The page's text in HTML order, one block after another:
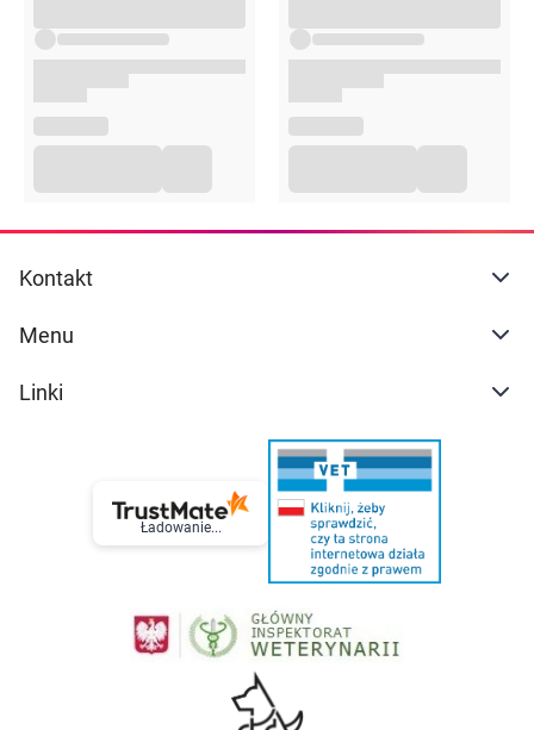
Kontakt
Menu
Linki
Ładowanie...